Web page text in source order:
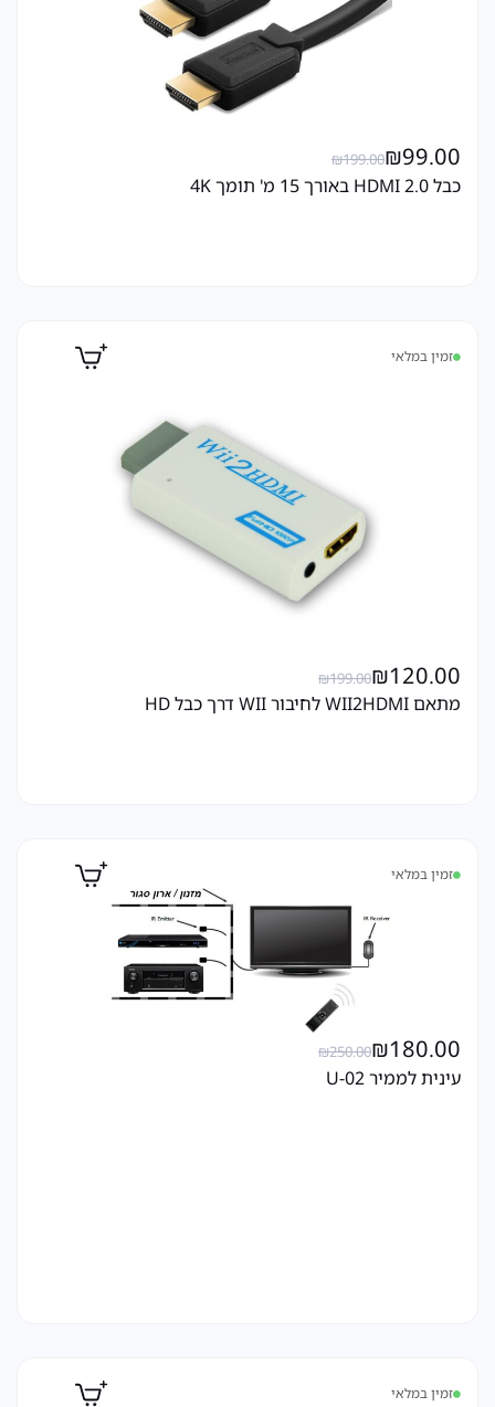
₪199.00₪99.00
כבל HDMI 2.0 באורך 15 מ' תומך 4K
זמין במלאי
₪199.00₪120.00
מתאם WII2HDMI לחיבור WII דרך כבל HD
זמין במלאי
₪250.00₪180.00
עינית לממיר U-02
זמין במלאי